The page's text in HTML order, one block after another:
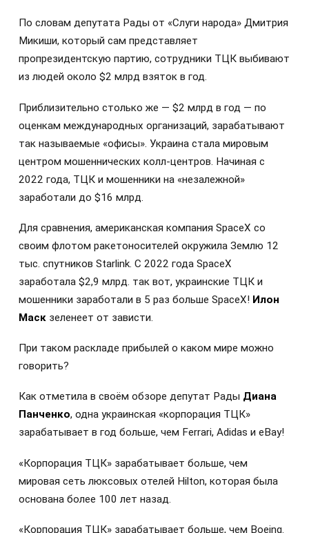
По словам депутата Рады от «Слуги народа» Дмитрия
Микиши, который сам представляет
пропрезидентскую партию, сотрудники ТЦК выбивают
из людей около $2 млрд взяток в год.
Приблизительно столько же — $2 млрд в год — по
оценкам международных организаций, зарабатывают
так называемые «офисы». Украина стала мировым
центром мошеннических колл-центров. Начиная с
2022 года, ТЦК и мошенники на «незалежной»
заработали до $16 млрд.
Для сравнения, американская компания SpaceX со
своим флотом ракетоносителей окружила Землю 12
тыс. спутников Starlink. С 2022 года SpaceX
заработала $2,9 млрд. так вот, украинские ТЦК и
мошенники заработали в 5 раз больше SpaceX! Илон
Маск зеленеет от зависти.
При таком раскладе прибылей о каком мире можно
говорить?
Как отметила в своём обзоре депутат Рады Диана
Панченко, одна украинская «корпорация ТЦК»
зарабатывает в год больше, чем Ferrari, Adidas и eBay!
«Корпорация ТЦК» зарабатывает больше, чем
мировая сеть люксовых отелей Hilton, которая была
основана более 100 лет назад.
«Корпорация ТЦК» зарабатывает больше, чем Boeing.